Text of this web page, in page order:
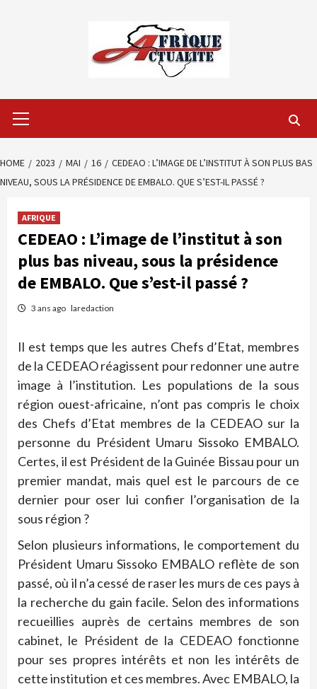
Menu
HOME 2023 MAI 16
CEDEAO : L’IMAGE DE L’INSTITUT À SON PLUS BAS
NIVEAU, SOUS LA PRÉSIDENCE DE EMBALO. QUE S’EST-IL PASSÉ ?
AFRIQUE
CEDEAO : L’image de l’institut à son
plus bas niveau, sous la présidence
de EMBALO. Que s’est-il passé ?
3 ans ago laredaction
Il est temps que les autres Chefs d’Etat, membres
de la CEDEAO réagissent pour redonner une autre
image à l’institution. Les populations de la sous
région ouest-africaine, n’ont pas compris le choix
des Chefs d’Etat membres de la CEDEAO sur la
personne du Président Umaru Sissoko EMBALO.
Certes, il est Président de la Guinée Bissau pour un
premier mandat, mais quel est le parcours de ce
dernier pour oser lui confier l’organisation de la
sous région ?
Selon plusieurs informations, le comportement du
Président Umaru Sissoko EMBALO reflète de son
passé, où il n’a cessé de raser les murs de ces pays à
la recherche du gain facile. Selon des informations
recueillies auprès de certains membres de son
cabinet, le Président de la CEDEAO fonctionne
pour ses propres intérêts et non les intérêts de
cette institution et ces membres. Avec EMBALO, la